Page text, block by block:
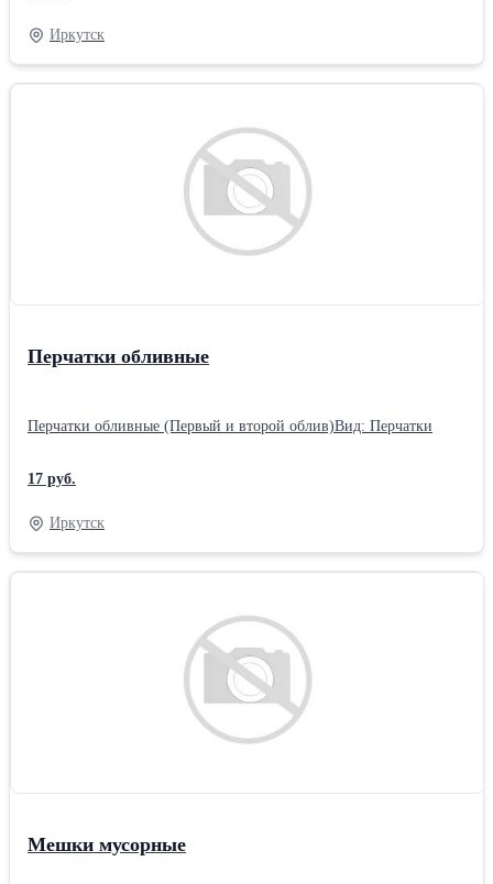
Иркутск
Перчатки обливные
Перчатки обливные (Первый и второй облив)Вид: Перчатки
17 руб.
Иркутск
Мешки мусорные